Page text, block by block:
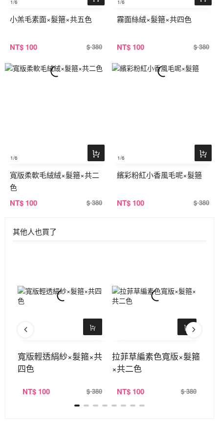
1/6
小羔毛素面×髮箍×共五色
NT$ 100 $ 380
1/6
霧面絲絨×髮箍×共四色
NT$ 100 $ 380
1/6
寬版柔軟毛絨絨×髮箍×共二
色
NT$ 100 $ 380
1/6
繽彩粉紅小香風毛呢×髮箍
NT$ 100 $ 380
其他人也買了
寬版輕透絹紗×髮箍×共
四色
NT$ 100 $ 380
拉菲草編素色寬版×髮箍
×共二色
NT$ 100 $ 380